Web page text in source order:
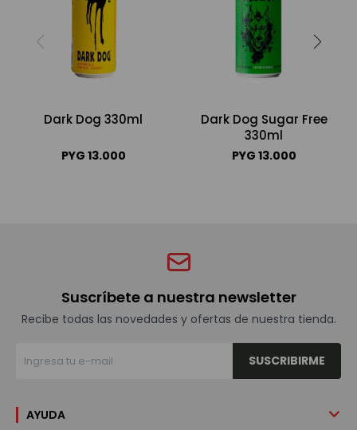
Dark Dog 330ml
PYG 13.000
Dark Dog Sugar Free
330ml
PYG 13.000
Suscríbete a nuestra newsletter
Recibe todas las novedades y ofertas de nuestra tienda.
SUSCRIBIRME
AYUDA